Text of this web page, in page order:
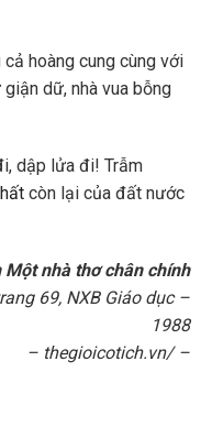
hoàng cung cùng với
dữ, nhà vua bỗng
dập lửa đi! Trẫm
còn lại của đất nước
Một nhà thơ chân chính
69, NXB Giáo dục –
1988
– thegioicotich.vn/ –